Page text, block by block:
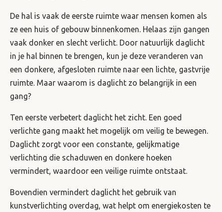
De hal is vaak de eerste ruimte waar mensen komen als
ze een huis of gebouw binnenkomen. Helaas zijn gangen
vaak donker en slecht verlicht. Door natuurlijk daglicht
in je hal binnen te brengen, kun je deze veranderen van
een donkere, afgesloten ruimte naar een lichte, gastvrije
ruimte. Maar waarom is daglicht zo belangrijk in een
gang?
Ten eerste verbetert daglicht het zicht. Een goed
verlichte gang maakt het mogelijk om veilig te bewegen.
Daglicht zorgt voor een constante, gelijkmatige
verlichting die schaduwen en donkere hoeken
vermindert, waardoor een veilige ruimte ontstaat.
Bovendien vermindert daglicht het gebruik van
kunstverlichting overdag, wat helpt om energiekosten te